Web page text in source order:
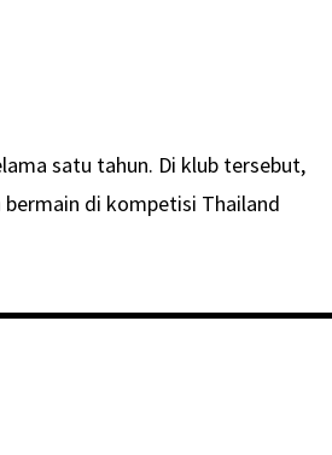
satu tahun. Di klub tersebut,
di kompetisi Thailand